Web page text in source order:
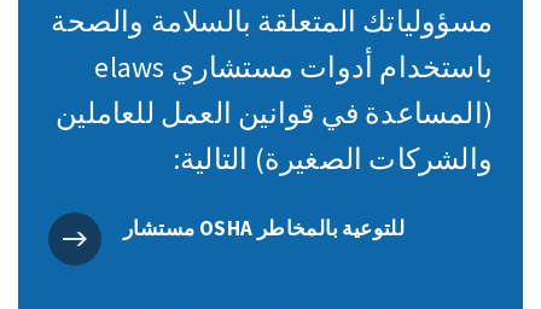
مسؤولياتك المتعلقة بالسلامة والصحة
باستخدام أدوات مستشاري elaws
(المساعدة في قوانين العمل للعاملين
والشركات الصغيرة) التالية:
مستشار OSHA للتوعية بالمخاطر